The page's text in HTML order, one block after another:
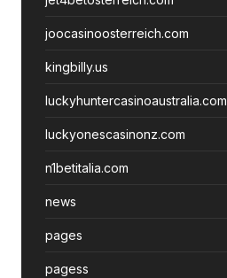
joocasinoosterreich.com
kingbilly.us
luckyhuntercasinoaustralia.com
luckyonescasinonz.com
n1betitalia.com
news
pages
pagess